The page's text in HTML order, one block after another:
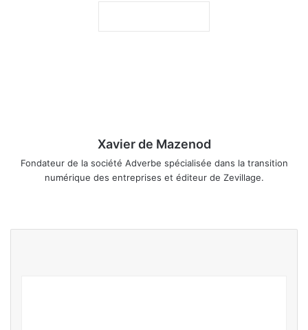
Xavier de Mazenod
Fondateur de la société Adverbe spécialisée dans la transition
numérique des entreprises et éditeur de Zevillage.
te bo din ra